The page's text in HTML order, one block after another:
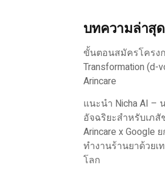
บทความล่าสุด
ขั้นตอนสมัครโครง
Transformation (d-
Arincare
แนะนำ Nicha AI –
อัจฉริยะสำหรับเภสั
Arincare x Google
ทำงานร้านยาด้วยเ
โลก